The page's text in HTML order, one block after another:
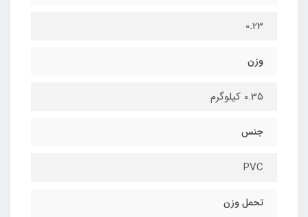
0.23
وزن
0.35 کیلوگرم
جنس
PVC
تحمل وزن